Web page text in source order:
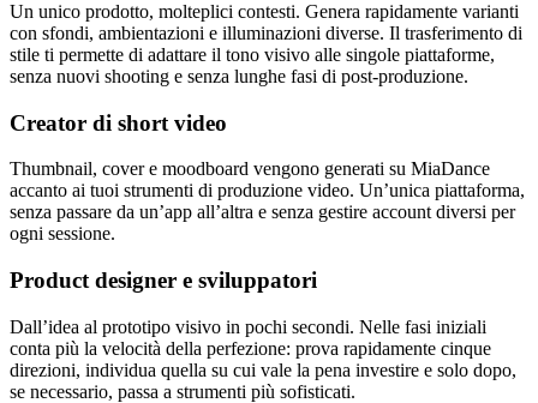
Un unico prodotto, molteplici contesti. Genera rapidamente varianti
con sfondi, ambientazioni e illuminazioni diverse. Il trasferimento di
stile ti permette di adattare il tono visivo alle singole piattaforme,
senza nuovi shooting e senza lunghe fasi di post-produzione.
Creator di short video
Thumbnail, cover e moodboard vengono generati su MiaDance
accanto ai tuoi strumenti di produzione video. Un’unica piattaforma,
senza passare da un’app all’altra e senza gestire account diversi per
ogni sessione.
Product designer e sviluppatori
Dall’idea al prototipo visivo in pochi secondi. Nelle fasi iniziali
conta più la velocità della perfezione: prova rapidamente cinque
direzioni, individua quella su cui vale la pena investire e solo dopo,
se necessario, passa a strumenti più sofisticati.